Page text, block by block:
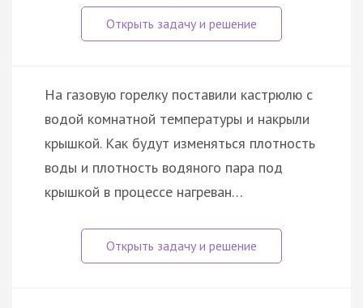
На газовую горелку поставили кастрюлю с
водой комнатной температуры и накрыли
крышкой. Как будут изменяться плотность
воды и плотность водяного пара под
крышкой в процессе нагреван…